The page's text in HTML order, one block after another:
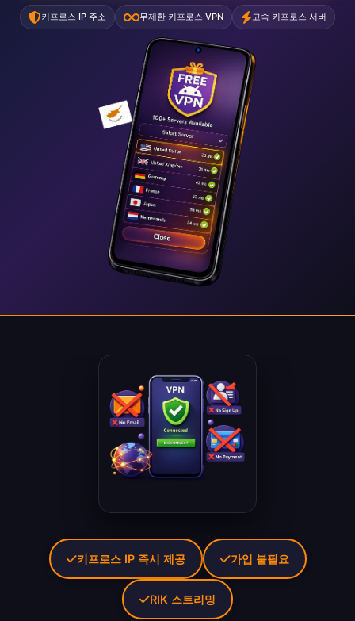
키프로스 IP 주소 무제한 키프로스 VPN 고속 키프로스 서버
키프로스 IP 즉시 제공 가입 불필요
RIK 스트리밍